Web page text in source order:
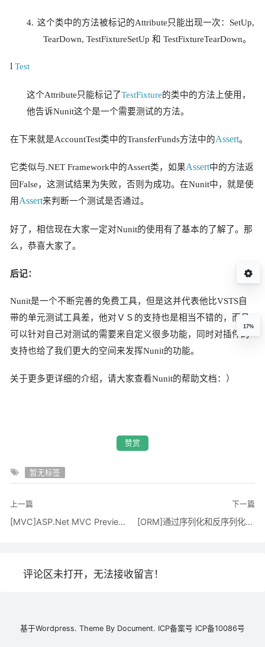
4. 这个类中的方法被标记的Attribute只能出现一次： SetUp,
TearDown, TestFixtureSetUp 和 TestFixtureTearDown。
l Test
这个Attribute只能标记了TestFixture的类中的方法上使用，
他告诉Nunit这个是一个需要测试的方法。
在下来就是AccountTest类中的TransferFunds方法中的Assert。
它类似与.NET Framework中的Assert类，如果Assert中的方法返
回False，这测试结果为失败，否则为成功。在Nunit中，就是使
用Assert来判断一个测试是否通过。
好了，相信现在大家一定对Nunit的使用有了基本的了解了。那
么，恭喜大家了。
后记：
Nunit是一个不断完善的免费工具，但是这并代表他比VSTS自
带的单元测试工具差，他对ＶＳ的支持也是相当不错的，而且
可以针对自己对测试的需要来自定义很多功能，同时对插件的
支持也给了我们更大的空间来发挥Nunit的功能。
关于更多更详细的介绍，请大家查看Nunit的帮助文档：）
赞赏
暂无标签
上一篇
[MVC]ASP.Net MVC Preview4的AJAX支持
下一篇
[ORM]通过序列化和反序列化泛型数据实体集合来实现持久化数据对象的方法
评论区未打开，无法接收留言！
17%
基于Wordpress. Theme By Document. ICP备案号 ICP备10086号